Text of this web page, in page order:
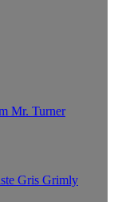
Mr. Turner
Gris Grimly